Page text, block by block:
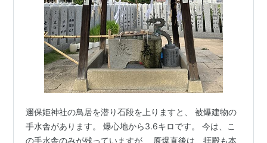
邇保姫神社の鳥居を潜り石段を上りますと、 被爆建物の
手水舎があります。 爆心地から3.6キロです。 今は、こ
の手水舎のみが残っていますが、 原爆直後は、拝殿も本